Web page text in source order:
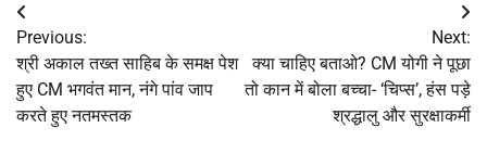
Post
navigation
Previous:
श्री अकाल तख्त साहिब के समक्ष पेश
हुए CM भगवंत मान, नंगे पांव जाप
करते हुए नतमस्तक
Next:
क्‍या चाहिए बताओ? CM योगी ने पूछा
तो कान में बोला बच्‍चा- ‘चिप्‍स’, हंस पड़े
श्रद्धालु और सुरक्षाकर्मी